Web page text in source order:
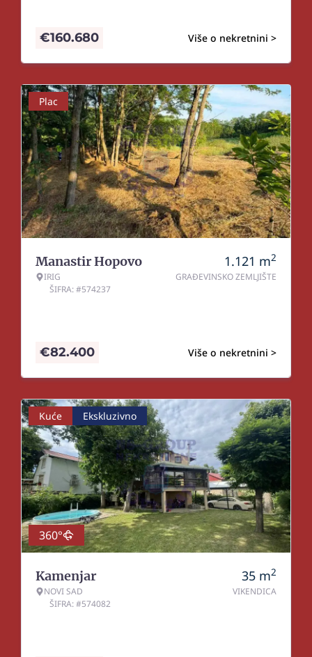
Više o nekretnini >
€160.680
Plac
Manastir Hopovo
IRIG
ŠIFRA: #574237
1.121 m2
GRAĐEVINSKO ZEMLJIŠTE
Više o nekretnini >
€82.400
Kuće Ekskluzivno
360°
Kamenjar
NOVI SAD
ŠIFRA: #574082
35 m2
VIKENDICA